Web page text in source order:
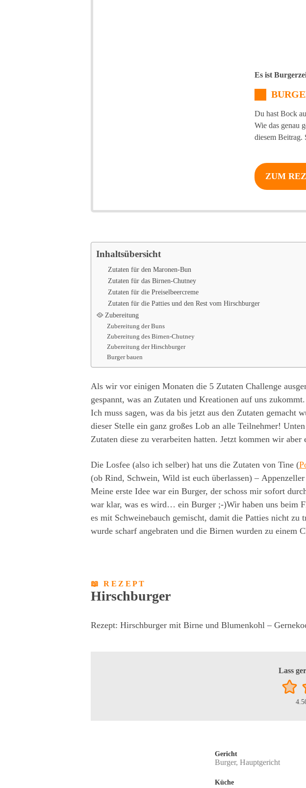
Es ist
Du hast Bock
Wie das genau
diesem Beitrag.
ZUM
Inhaltsübersicht
Zutaten für den Maronen-Bun
Zutaten für das Birnen-Chutney
Zutaten für die Preiselbeercreme
Zutaten für die Patties und den Rest vom Hirschburger
🥘 Zubereitung
Zubereitung der Buns
Zubereitung des Birnen-Chutney
Zubereitung der Hirschburger
Burger bauen
Als wir vor einigen Monaten die 5 Zutaten Challenge
gespannt, was an Zutaten und Kreationen auf uns zukommt.
Ich muss sagen, was da bis jetzt aus den Zutaten gemacht
dieser Stelle ein ganz großes Lob an alle Teilnehmer!
Zutaten diese zu verarbeiten hatten. Jetzt kommen wir
Die Losfee (also ich selber) hat uns die Zutaten von Tine (
(ob Rind, Schwein, Wild ist euch überlassen) –
Meine erste Idee war ein Burger, der schoss mir sofort
war klar, was es wird… ein Burger ;-)Wir haben uns beim
es mit Schweinebauch gemischt, damit die Patties nicht
wurde scharf angebraten und die Birnen wurden zu einem
📖 REZEPT
Hirschburger
Rezept: Hirschburger mit Birne und Blumenkohl –
Lass
Gericht
Burger, Hauptgericht
Küche